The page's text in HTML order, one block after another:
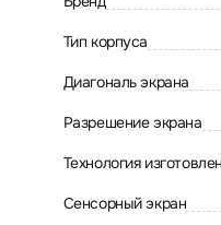
Тип корпуса
Диагональ экрана
Разрешение экрана
Технология
Сенсорный экран